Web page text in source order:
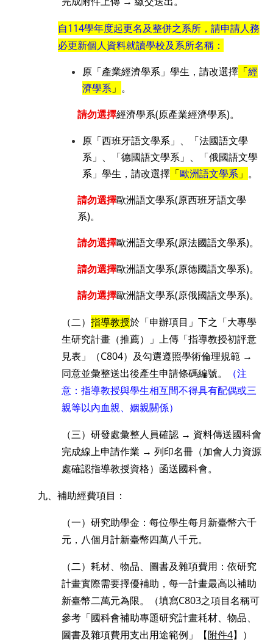
自114學年度起更名及整併之系所，請申請人務
必更新個人資料就讀學校及系所名稱：
原「產業經濟學系」學生，請改選擇 「經
濟學系 」 。
請勿選擇經濟學系(原產業經濟學系)。
原「西班牙語文學系」、「法國語文學
系」、「德國語文學系」、「俄國語文學
系」學生，請改選擇 「歐洲語文學系 」 。
請勿選擇歐洲語文學系(原西班牙語文學
系)。
請勿選擇歐洲語文學系(原法國語文學系)。
請勿選擇歐洲語文學系(原德國語文學系)。
請勿選擇歐洲語文學系(原俄國語文學系)。
（二） 指導教授於「申辦項目」下之「大專學
生研究計畫（推薦）」上傳「指導教授初評意
見表」（C804）及勾選遵照學術倫理規範 →
同意並彙整送出後產生申請條碼編號。
（注
意：指導教授與學生相互間不得具有配偶或三
親等以內血親、姻親關係）
（三）研發處彙整人員確認 → 資料傳送國科會
完成線上申請作業 → 列印名冊（加會人力資源
處確認指導教授資格）函送國科會。
九、補助經費項目：
（一）研究助學金：每位學生每月新臺幣六千
元，八個月計新臺幣四萬八千元。
（二）耗材、物品、圖書及雜項費用：依研究
計畫實際需要擇優補助，每一計畫最高以補助
新臺幣二萬元為限。（填寫C803之項目名稱可
參考「國科會補助專題研究計畫耗材、物品、
圖書及雜項費用支出用途範例」【附件4】）